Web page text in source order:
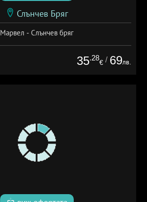
Слънчев Бряг
Марвел - Слънчев бряг
35.28
€ / 69лв.